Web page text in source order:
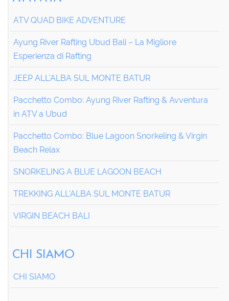
ATV QUAD BIKE ADVENTURE
Ayung River Rafting Ubud Bali – La Migliore
Esperienza di Rafting
JEEP ALL'ALBA SUL MONTE BATUR
Pacchetto Combo: Ayung River Rafting & Avventura
in ATV a Ubud
Pacchetto Combo: Blue Lagoon Snorkeling & Virgin
Beach Relax
SNORKELING A BLUE LAGOON BEACH
TREKKING ALL'ALBA SUL MONTE BATUR
VIRGIN BEACH BALI
CHI SIAMO
CHI SIAMO